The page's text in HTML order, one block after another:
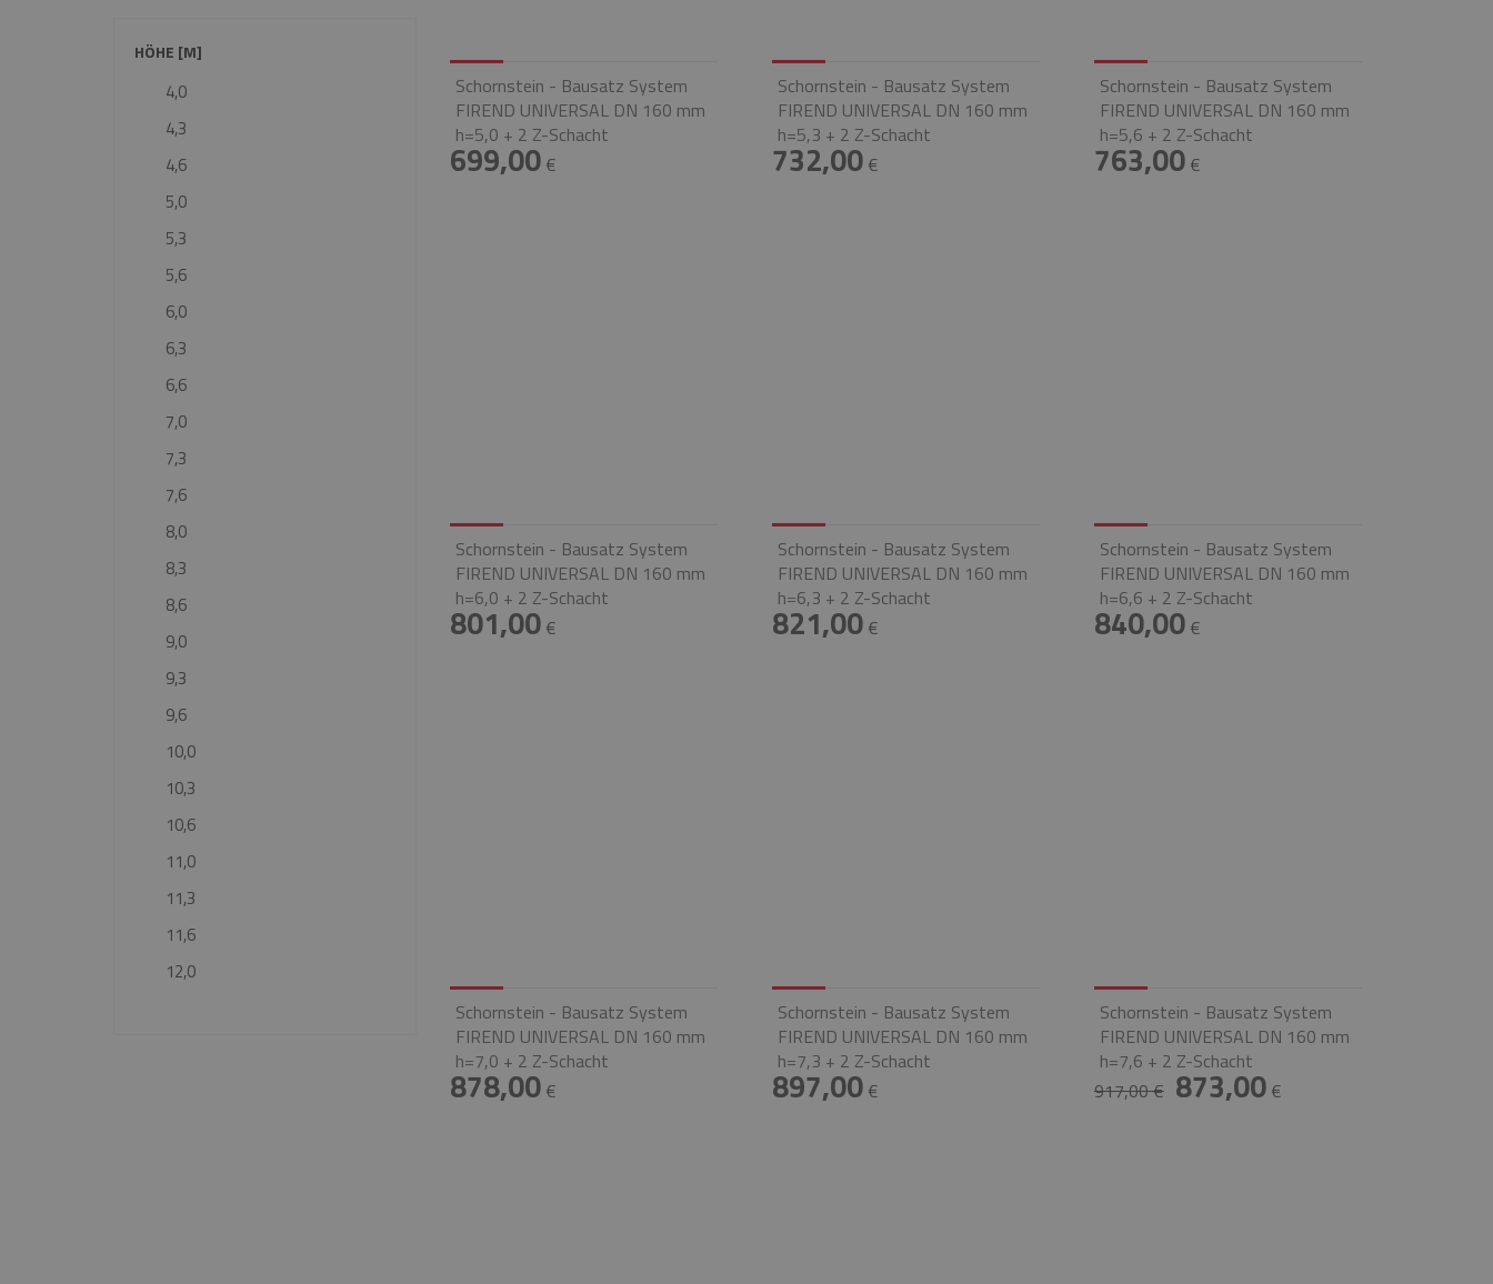
HÖHE [M]
4,0
4,3
4,6
5,0
5,3
5,6
6,0
6,3
6,6
7,0
7,3
7,6
8,0
8,3
8,6
9,0
9,3
9,6
10,0
10,3
10,6
11,0
11,3
11,6
12,0
Schornstein - Bausatz System
FIREND UNIVERSAL DN 160 mm
h=5,0 + 2 Z-Schacht
699,00€
Schornstein - Bausatz System
FIREND UNIVERSAL DN 160 mm
h=5,3 + 2 Z-Schacht
732,00€
Schornstein - Bausatz System
FIREND UNIVERSAL DN 160 mm
h=5,6 + 2 Z-Schacht
763,00€
Schornstein - Bausatz System
FIREND UNIVERSAL DN 160 mm
h=6,0 + 2 Z-Schacht
801,00€
Schornstein - Bausatz System
FIREND UNIVERSAL DN 160 mm
h=6,3 + 2 Z-Schacht
821,00€
Schornstein - Bausatz System
FIREND UNIVERSAL DN 160 mm
h=6,6 + 2 Z-Schacht
840,00€
Schornstein - Bausatz System
FIREND UNIVERSAL DN 160 mm
h=7,0 + 2 Z-Schacht
878,00€
Schornstein - Bausatz System
FIREND UNIVERSAL DN 160 mm
h=7,3 + 2 Z-Schacht
897,00€
Schornstein - Bausatz System
FIREND UNIVERSAL DN 160 mm
h=7,6 + 2 Z-Schacht
917,00 € 873,00€